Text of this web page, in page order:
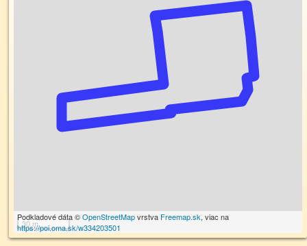
30 m
Podkladové dáta ©OpenStreetMapvrstva Freemap.sk, viac na
https://poi.oma.sk/w334203501